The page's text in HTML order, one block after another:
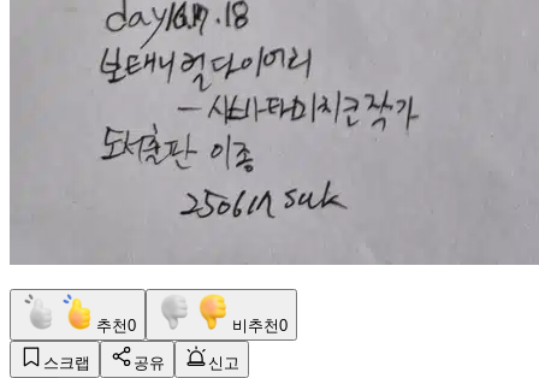
추천0 비추천0
스크랩 공유
신고